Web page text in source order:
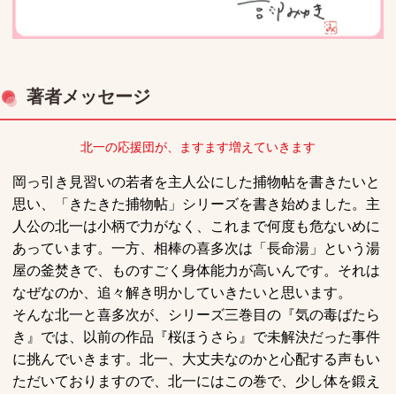
著者メッセージ
北一の応援団が、ますます増えていきます
岡っ引き見習いの若者を主人公にした捕物帖を書きたいと
思い、「きたきた捕物帖」シリーズを書き始めました。主
人公の北一は小柄で力がなく、これまで何度も危ないめに
あっています。一方、相棒の喜多次は「長命湯」という湯
屋の釜焚きで、ものすごく身体能力が高いんです。それは
なぜなのか、追々解き明かしていきたいと思います。
そんな北一と喜多次が、シリーズ三巻目の『気の毒ばたら
き』では、以前の作品『桜ほうさら』で未解決だった事件
に挑んでいきます。北一、大丈夫なのかと心配する声もい
ただいておりますので、北一にはこの巻で、少し体を鍛え